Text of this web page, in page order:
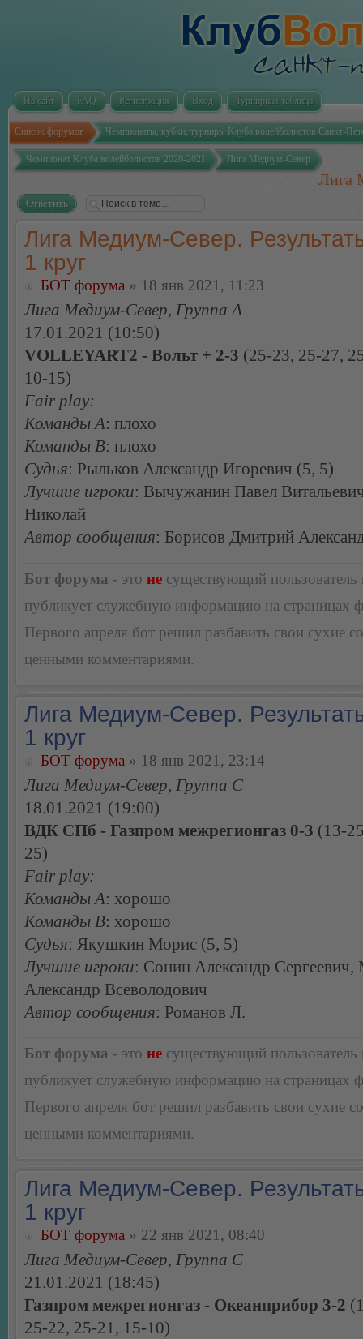
На сайт FAQ Регистрация Вход Турнирная таблица
Список форумов Чемпионаты, кубки, турниры Клуба волейболистов Санкт-
Чемпионат Клуба волейболистов 2020-2021 Лига Медиум-Север
Лига
Ответить
Лига Медиум-Север.
1 круг
БОТ форума » 18 янв 2021, 11:23
Лига Медиум-Север, Группа А
17.01.2021 (10:50)
VOLLEYART2 - Вольт + 2-3 (25-23, 25-27,
10-15)
Fair play:
Команды А: плохо
Команды В: плохо
Судья: Рыльков Александр Игоревич (5, 5)
Лучшие игроки: Вычужанин Павел
Николай
Автор сообщения: Борисов Дмитрий
Бот форума - это не существующий пользователь
публикует служебную информацию на страницах
Первого апреля бот решил разбавить свои сухие
ценными комментариями.
Лига Медиум-Север.
1 круг
БОТ форума » 18 янв 2021, 23:14
Лига Медиум-Север, Группа С
18.01.2021 (19:00)
ВДК СПб - Газпром межрегионгаз 0-3 (13-
25)
Fair play:
Команды А: хорошо
Команды В: хорошо
Судья: Якушкин Морис (5, 5)
Лучшие игроки: Сонин Александр
Александр Всеволодович
Автор сообщения: Романов Л.
Бот форума - это не существующий пользователь
публикует служебную информацию на страницах
Первого апреля бот решил разбавить свои сухие
ценными комментариями.
Лига Медиум-Север.
1 круг
БОТ форума » 22 янв 2021, 08:40
Лига Медиум-Север, Группа С
21.01.2021 (18:45)
Газпром межрегионгаз - Океанприбор 3-2
25-22, 25-21, 15-10)